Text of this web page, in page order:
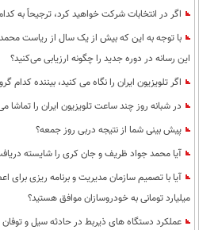
اگر در انتخابات شرکت خواهید کرد، ترجیحاً به
با توجه به این که بیش از یک سال از ریاست
این رسانه در دوره جدید را چگونه ارزیابی می‌کنید؟
اگر تلویزیون ایران را نگاه می کنید، بیننده کدام
در شبانه روز چند ساعت تلویزیون ایران را تماشا
پیش بینی شما از نتیجه دربی روز جمعه؟
آیا محمد جواد ظریف و جان کری را شایسته
میلیارد تومانی به خودروسازان موافق هستید؟
عملکرد دستگاه های ذیربط در حادثه سیل و توفان